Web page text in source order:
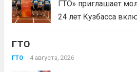
документ,
удобную
ГТО» приглашает
24 лет Кузбасса
муниципальных и
ГТО
ГТО 4 августа, 2026